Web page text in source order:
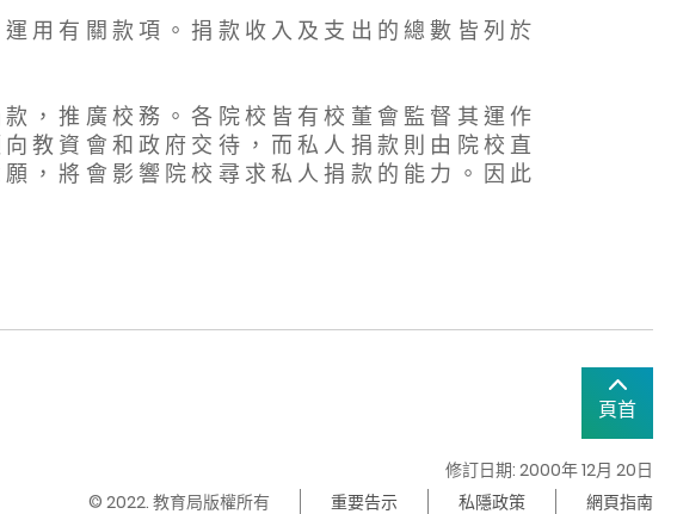
用 有 關 款 項 。 捐 款 收 入 及 支 出 的 總 數 皆 列 於
， 推 廣 校 務 。 各 院 校 皆 有 校 董 會 監 督 其 運 作
教 資 會 和 政 府 交 待 ， 而 私 人 捐 款 則 由 院 校 直
， 將 會 影 響 院 校 尋 求 私 人 捐 款 的 能 力 。 因 此
頁首
修訂日期: 2000年 12月 20日
© 2022. 教育局版權所有
重要告示 私隱政策 網頁指南